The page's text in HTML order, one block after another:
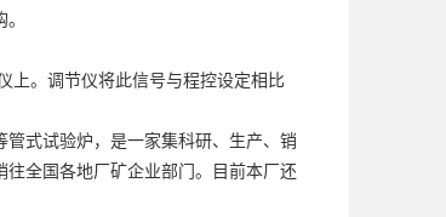
上。调节仪将此信号与程控设定相比
管式试验炉，是一家集科研、生产、销
全国各地厂矿企业部门。目前本厂还